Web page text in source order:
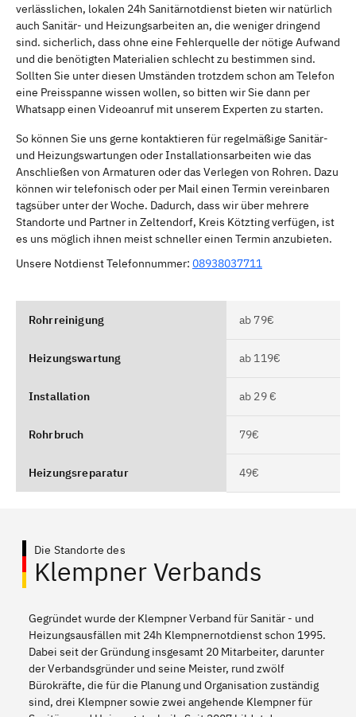
verlässlichen, lokalen 24h Sanitärnotdienst bieten wir natürlich
auch Sanitär- und Heizungsarbeiten an, die weniger dringend
sind. sicherlich, dass ohne eine Fehlerquelle der nötige Aufwand
und die benötigten Materialien schlecht zu bestimmen sind.
Sollten Sie unter diesen Umständen trotzdem schon am Telefon
eine Preisspanne wissen wollen, so bitten wir Sie dann per
Whatsapp einen Videoanruf mit unserem Experten zu starten.
So können Sie uns gerne kontaktieren für regelmäßige Sanitär-
und Heizungswartungen oder Installationsarbeiten wie das
Anschließen von Armaturen oder das Verlegen von Rohren. Dazu
können wir telefonisch oder per Mail einen Termin vereinbaren
tagsüber unter der Woche. Dadurch, dass wir über mehrere
Standorte und Partner in Zeltendorf, Kreis Kötzting verfügen, ist
es uns möglich ihnen meist schneller einen Termin anzubieten.
Unsere Notdienst Telefonnummer: 08938037711
Rohrreinigung ab 79€
Heizungswartung ab 119€
Installation ab 29 €
Rohrbruch 79€
Heizungsreparatur 49€
Die Standorte des
Klempner Verbands
Gegründet wurde der Klempner Verband für Sanitär - und
Heizungsausfällen mit 24h Klempnernotdienst schon 1995.
Dabei seit der Gründung insgesamt 20 Mitarbeiter, darunter
der Verbandsgründer und seine Meister, rund zwölf
Bürokräfte, die für die Planung und Organisation zuständig
sind, drei Klempner sowie zwei angehende Klempner für